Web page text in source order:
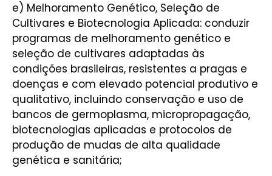
e) Melhoramento Genético, Seleção de
Cultivares e Biotecnologia Aplicada: conduzir
programas de melhoramento genético e
seleção de cultivares adaptadas às
condições brasileiras, resistentes a pragas e
doenças e com elevado potencial produtivo e
qualitativo, incluindo conservação e uso de
bancos de germoplasma, micropropagação,
biotecnologias aplicadas e protocolos de
produção de mudas de alta qualidade
genética e sanitária;